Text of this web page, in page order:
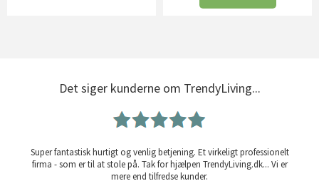
Det siger kunderne om TrendyLiving...
Super fantastisk hurtigt og venlig betjening. Et virkeligt professionelt
firma - som er til at stole på. Tak for hjælpen TrendyLiving.dk... Vi er
mere end tilfredse kunder.